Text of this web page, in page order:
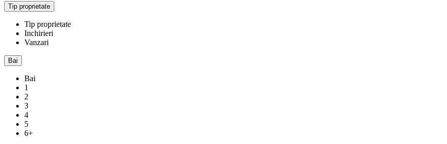
Tip proprietate
Tip proprietate
Inchirieri
Vanzari
Bai
Bai
1
2
3
4
5
6+